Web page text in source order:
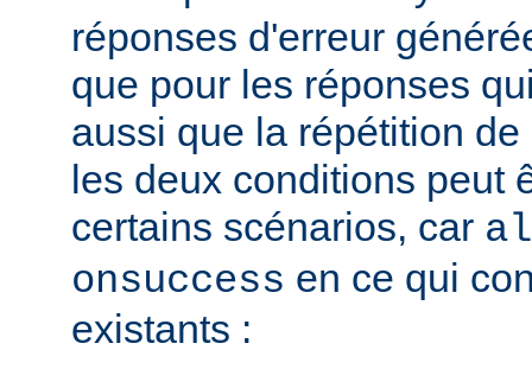
réponses d'erreur
que pour les réponses
aussi que la répétition
les deux conditions peut
certains scénarios, car
onsuccess en ce qui
existants :